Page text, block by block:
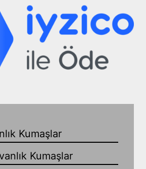
Kumaşlar
Kumaşlar